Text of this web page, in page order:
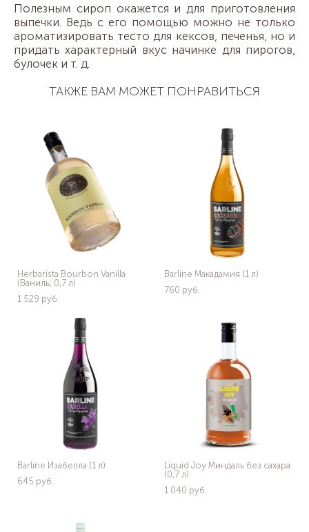
Полезным сироп окажется и для приготовления
выпечки. Ведь с его помощью можно не только
ароматизировать тесто для кексов, печенья, но и
придать характерный вкус начинке для пирогов,
булочек и т. д.
ТАКЖЕ ВАМ МОЖЕТ ПОНРАВИТЬСЯ
Herbarista Bourbon Vanilla
(Ваниль; 0,7 л)
1 529 pуб.
Barline Макадамия (1 л)
760 pуб.
Barline Изабелла (1 л)
645 pуб.
Liquid Joy Миндаль без сахара
(0,7 л)
1 040 pуб.